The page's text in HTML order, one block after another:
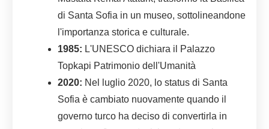
di Santa Sofia in un museo, sottolineandone
l'importanza storica e culturale.
1985: L'UNESCO dichiara il Palazzo
Topkapi Patrimonio dell'Umanità
2020: Nel luglio 2020, lo status di Santa
Sofia è cambiato nuovamente quando il
governo turco ha deciso di convertirla in